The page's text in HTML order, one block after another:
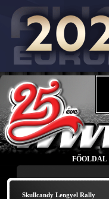
FŐOLDAL
Skullcandy Lengyel Rally